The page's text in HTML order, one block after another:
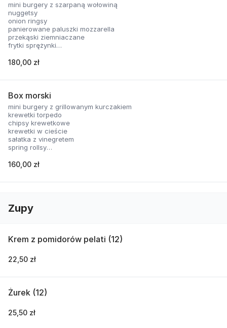
mini burgery z szarpaną wołowiną
nuggetsy
onion ringsy
panierowane paluszki mozzarella
przekąski ziemniaczane
frytki sprężynki
skrzydełka panierowane
180,00 zł
Box morski
mini burgery z grillowanym kurczakiem
krewetki torpedo
chipsy krewetkowe
krewetki w cieście
sałatka z vinegretem
spring rollsy
160,00 zł
Zupy
Krem z pomidorów pelati (12)
22,50 zł
Żurek (12)
25,50 zł